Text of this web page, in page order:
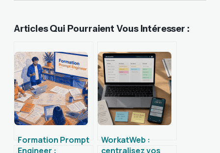
Articles Qui Pourraient Vous Intéresser :
Formation Prompt
Engineer :
WorkatWeb :
centralisez vos